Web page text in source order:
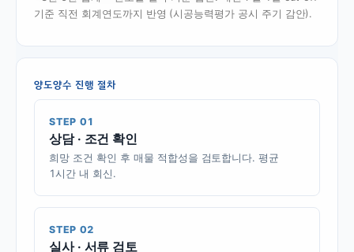
기준 직전 회계연도까지 반영 (시공능력평가 공시 주기 감안).
양도양수 진행 절차
STEP 01
상담 · 조건 확인
희망 조건 확인 후 매물 적합성을 검토합니다. 평균
1시간 내 회신.
STEP 02
실사 · 서류 검토